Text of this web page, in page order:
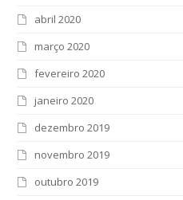
abril 2020
março 2020
fevereiro 2020
janeiro 2020
dezembro 2019
novembro 2019
outubro 2019